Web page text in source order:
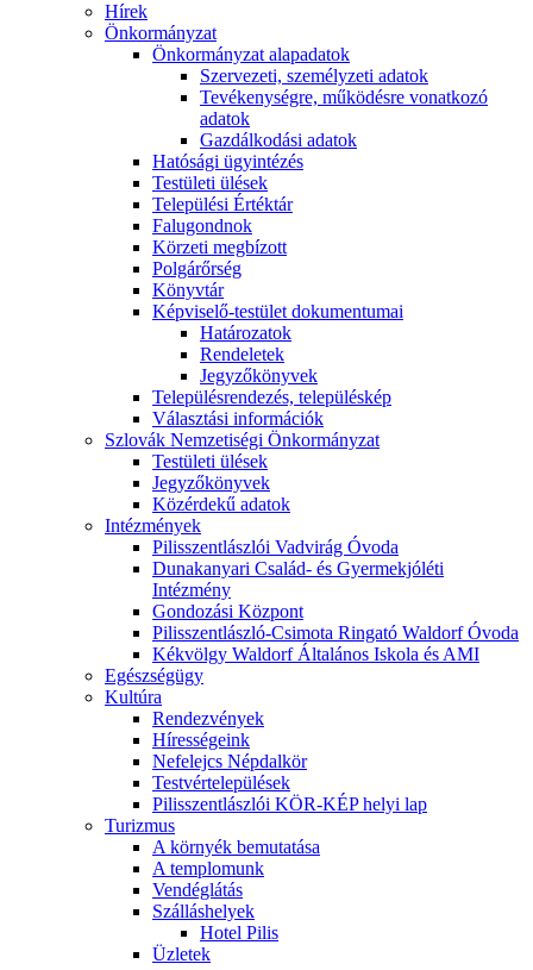
Hírek
Önkormányzat
Önkormányzat alapadatok
Szervezeti, személyzeti adatok
Tevékenységre, működésre vonatkozó
adatok
Gazdálkodási adatok
Hatósági ügyintézés
Testületi ülések
Települési Értéktár
Falugondnok
Körzeti megbízott
Polgárőrség
Könyvtár
Képviselő-testület dokumentumai
Határozatok
Rendeletek
Jegyzőkönyvek
Településrendezés, településkép
Választási információk
Szlovák Nemzetiségi Önkormányzat
Testületi ülések
Jegyzőkönyvek
Közérdekű adatok
Intézmények
Pilisszentlászlói Vadvirág Óvoda
Dunakanyari Család- és Gyermekjóléti
Intézmény
Gondozási Központ
Pilisszentlászló-Csimota Ringató Waldorf Óvoda
Kékvölgy Waldorf Általános Iskola és AMI
Egészségügy
Kultúra
Rendezvények
Hírességeink
Nefelejcs Népdalkör
Testvértelepülések
Pilisszentlászlói KÖR-KÉP helyi lap
Turizmus
A környék bemutatása
A templomunk
Vendéglátás
Szálláshelyek
Hotel Pilis
Üzletek